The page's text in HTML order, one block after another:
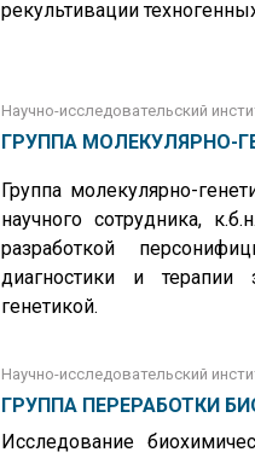
рекультивации
Научно-исследовательский
ГРУППА МОЛЕКУЛЯРНО-
Группа молекулярно-
научного сотрудника,
разработкой
диагностики и терапии
генетикой.
Научно-исследовательский
ГРУППА ПЕРЕРАБОТКИ
Исследование